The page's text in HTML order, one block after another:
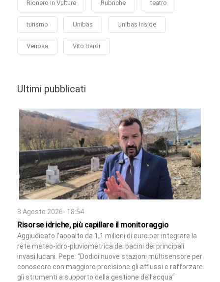
Rionero in Vulture Rubriche teatro
turismo Unibas Unibas Inside
Venosa Vito Bardi
Ultimi pubblicati
8 Agosto 2026- 18:54
Risorse idriche, più capillare il monitoraggio
Aggiudicato l’appalto da 1,1 milioni di euro per integrare la
rete meteo-idro-pluviometrica dei bacini dei principali
invasi lucani. Pepe: “Dodici nuove stazioni multisensore per
conoscere con maggiore precisione gli afflussi e rafforzare
gli strumenti a supporto della gestione dell’acqua”